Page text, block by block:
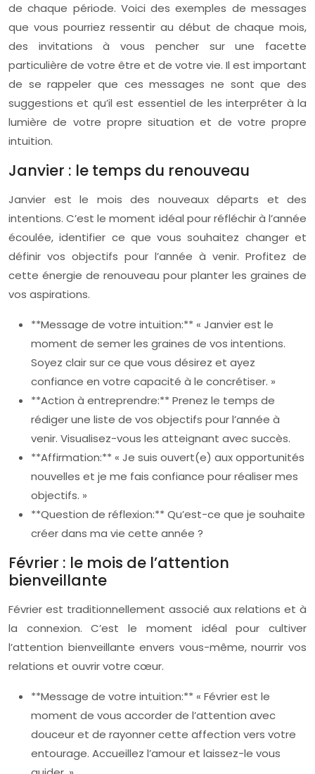
de chaque période. Voici des exemples de messages
que vous pourriez ressentir au début de chaque mois,
des invitations à vous pencher sur une facette
particulière de votre être et de votre vie. Il est important
de se rappeler que ces messages ne sont que des
suggestions et qu’il est essentiel de les interpréter à la
lumière de votre propre situation et de votre propre
intuition.
Janvier : le temps du renouveau
Janvier est le mois des nouveaux départs et des
intentions. C’est le moment idéal pour réfléchir à l’année
écoulée, identifier ce que vous souhaitez changer et
définir vos objectifs pour l’année à venir. Profitez de
cette énergie de renouveau pour planter les graines de
vos aspirations.
**Message de votre intuition:** « Janvier est le
moment de semer les graines de vos intentions.
Soyez clair sur ce que vous désirez et ayez
confiance en votre capacité à le concrétiser. »
**Action à entreprendre:** Prenez le temps de
rédiger une liste de vos objectifs pour l’année à
venir. Visualisez-vous les atteignant avec succès.
**Affirmation:** « Je suis ouvert(e) aux opportunités
nouvelles et je me fais confiance pour réaliser mes
objectifs. »
**Question de réflexion:** Qu’est-ce que je souhaite
créer dans ma vie cette année ?
Février : le mois de l’attention
bienveillante
Février est traditionnellement associé aux relations et à
la connexion. C’est le moment idéal pour cultiver
l’attention bienveillante envers vous-même, nourrir vos
relations et ouvrir votre cœur.
**Message de votre intuition:** « Février est le
moment de vous accorder de l’attention avec
douceur et de rayonner cette affection vers votre
entourage. Accueillez l’amour et laissez-le vous